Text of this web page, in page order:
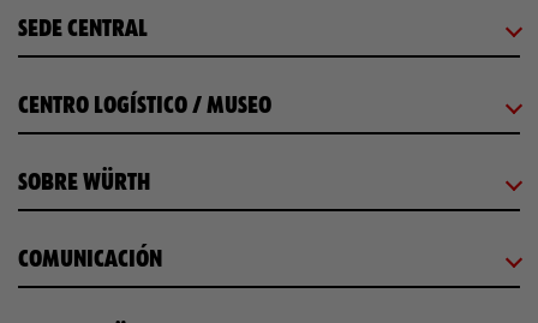
SEDE CENTRAL
CENTRO LOGÍSTICO / MUSEO
SOBRE WÜRTH
COMUNICACIÓN